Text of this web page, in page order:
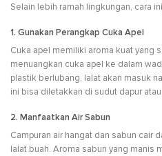
Selain lebih ramah lingkungan, cara
1. Gunakan Perangkap Cuka Apel
Cuka apel memiliki aroma kuat yang
menuangkan cuka apel ke dalam
plastik berlubang, lalat akan masuk
ini bisa diletakkan di sudut dapur
2. Manfaatkan Air Sabun
Campuran air hangat dan sabun cair
lalat buah. Aroma sabun yang manis